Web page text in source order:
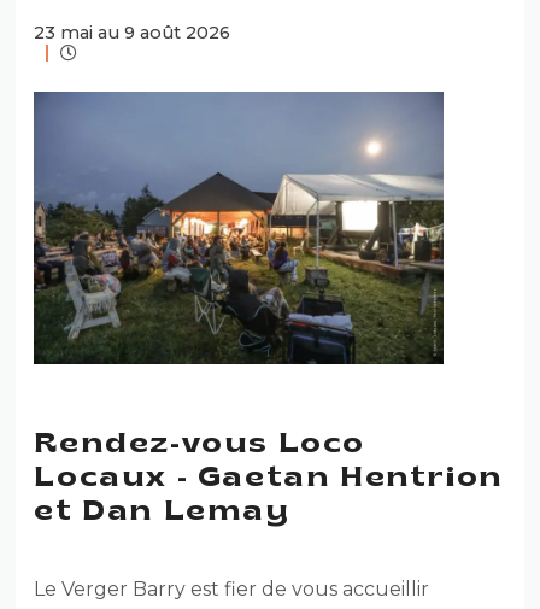
23 mai au 9 août 2026
Rendez-vous Loco
Locaux - Gaetan Hentrion
et Dan Lemay
Le Verger Barry est fier de vous accueillir